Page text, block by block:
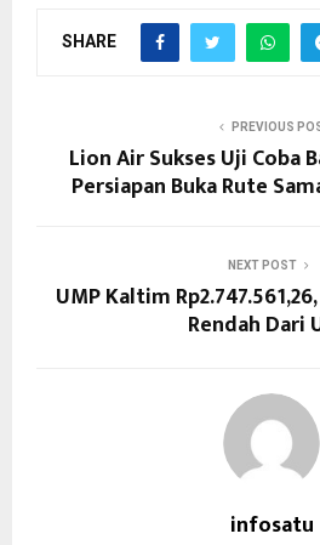
SHARE
PREVIOUS
Lion Air Sukses Uji Coba
Persiapan Buka Rute
NEXT POST
UMP Kaltim
Rendah Dari
infosatu